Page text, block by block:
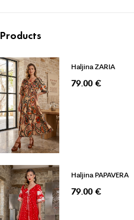
Products
Haljina ZARIA
79.00 €
Haljina PAPAVERA
79.00 €